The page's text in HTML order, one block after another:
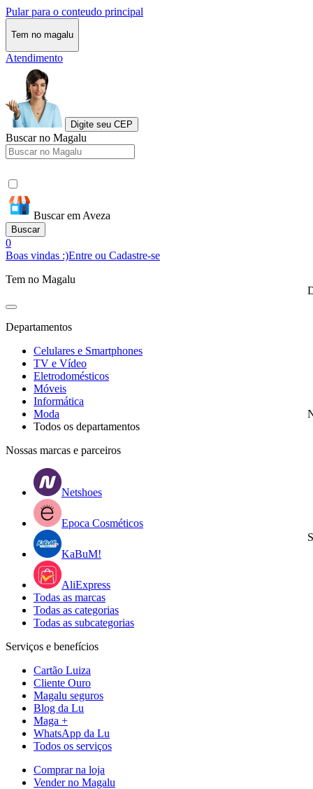
Pular para o conteudo principal
Tem no magalu
Atendimento
Digite seu CEP
Buscar no Magalu
Buscar em Aveza
Buscar
0
Boas vindas :)Entre ou Cadastre-se
Tem no Magalu
Departamentos
Celulares e Smartphones
TV e Vídeo
Eletrodomésticos
Móveis
Informática
Moda
Todos os departamentos
Nossas marcas e parceiros
Netshoes
Epoca Cosméticos
KaBuM!
AliExpress
Todas as marcas
Todas as categorias
Todas as subcategorias
Serviços e benefícios
Cartão Luiza
Cliente Ouro
Magalu seguros
Blog da Lu
Maga +
WhatsApp da Lu
Todos os serviços
Comprar na loja
Vender no Magalu